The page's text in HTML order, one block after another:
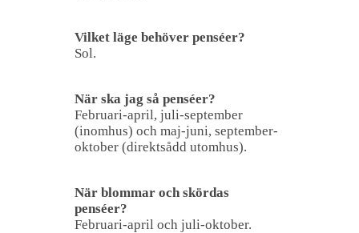
Vilket läge behöver penséer?
Sol.
När ska jag så penséer?
Februari-april, juli-september
(inomhus) och maj-juni, september-
oktober (direktsådd utomhus).
När blommar och skördas
penséer?
Februari-april och juli-oktober.